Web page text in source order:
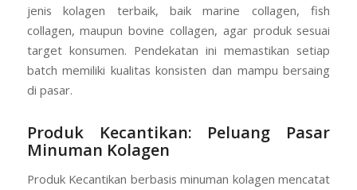
jenis kolagen terbaik, baik marine collagen, fish
collagen, maupun bovine collagen, agar produk sesuai
target konsumen. Pendekatan ini memastikan setiap
batch memiliki kualitas konsisten dan mampu bersaing
di pasar.
Produk Kecantikan: Peluang Pasar
Minuman Kolagen
Produk Kecantikan berbasis minuman kolagen mencatat